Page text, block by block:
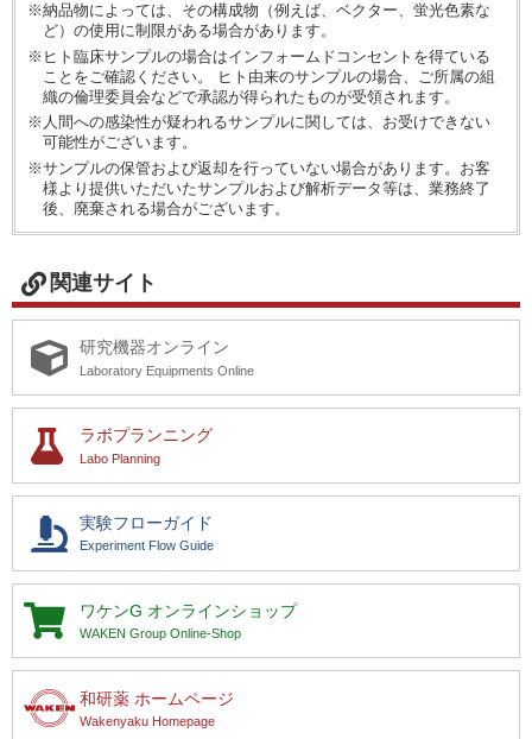
※納品物によっては、その構成物（例えば、ベクター、蛍光色素な
ど）の使用に制限がある場合があります。
※ヒト臨床サンプルの場合はインフォームドコンセントを得ている
ことをご確認ください。 ヒト由来のサンプルの場合、ご所属の組
織の倫理委員会などで承認が得られたものが受領されます。
※人間への感染性が疑われるサンプルに関しては、お受けできない
可能性がございます。
※サンプルの保管および返却を行っていない場合があります。お客
様より提供いただいたサンプルおよび解析データ等は、業務終了
後、廃棄される場合がございます。
関連サイト
研究機器オンライン
Laboratory Equipments Online
ラボプランニング
Labo Planning
実験フローガイド
Experiment Flow Guide
ワケンG オンラインショップ
WAKEN Group Online-Shop
和研薬 ホームページ
Wakenyaku Homepage